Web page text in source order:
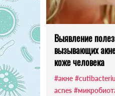
Выявление
вызывающих
коже человека
#акне
acnes